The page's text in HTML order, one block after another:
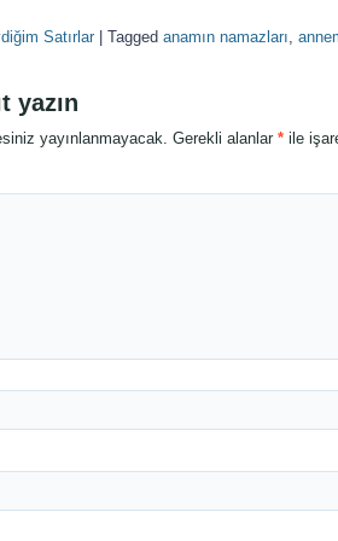
Satırlar Tagged anamın namazları,
yazın
yayınlanmayacak. Gerekli alanlar * ile